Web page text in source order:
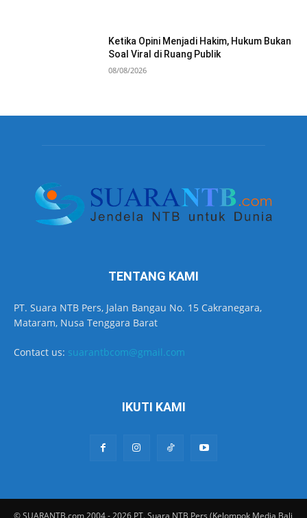
Ketika Opini Menjadi Hakim, Hukum Bukan
Soal Viral di Ruang Publik
08/08/2026
TENTANG KAMI
PT. Suara NTB Pers, Jalan Bangau No. 15 Cakranegara,
Mataram, Nusa Tenggara Barat
Contact us: suarantbcom@gmail.com
IKUTI KAMI